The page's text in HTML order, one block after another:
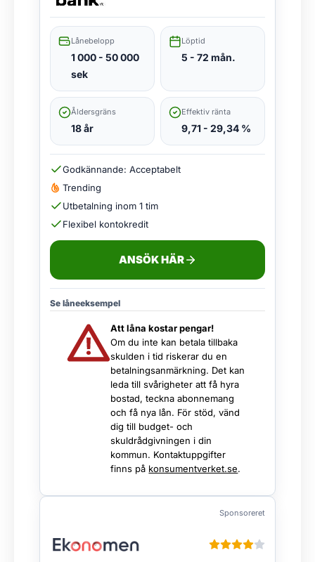
Lånebelopp
1 000 - 50 000
sek
Löptid
5 - 72 mån.
Åldersgräns
18 år
Effektiv ränta
9,71 - 29,34 %
Godkännande: Acceptabelt
Trending
Utbetalning inom 1 tim
Flexibel kontokredit
ANSÖK HÄR
Se låneeksempel
Att låna kostar pengar!
Om du inte kan betala tillbaka
skulden i tid riskerar du en
betalningsanmärkning. Det kan
leda till svårigheter att få hyra
bostad, teckna abonnemang
och få nya lån. För stöd, vänd
dig till budget- och
skuldrådgivningen i din
kommun. Kontaktuppgifter
finns på konsumentverket.se.
Sponsoreret